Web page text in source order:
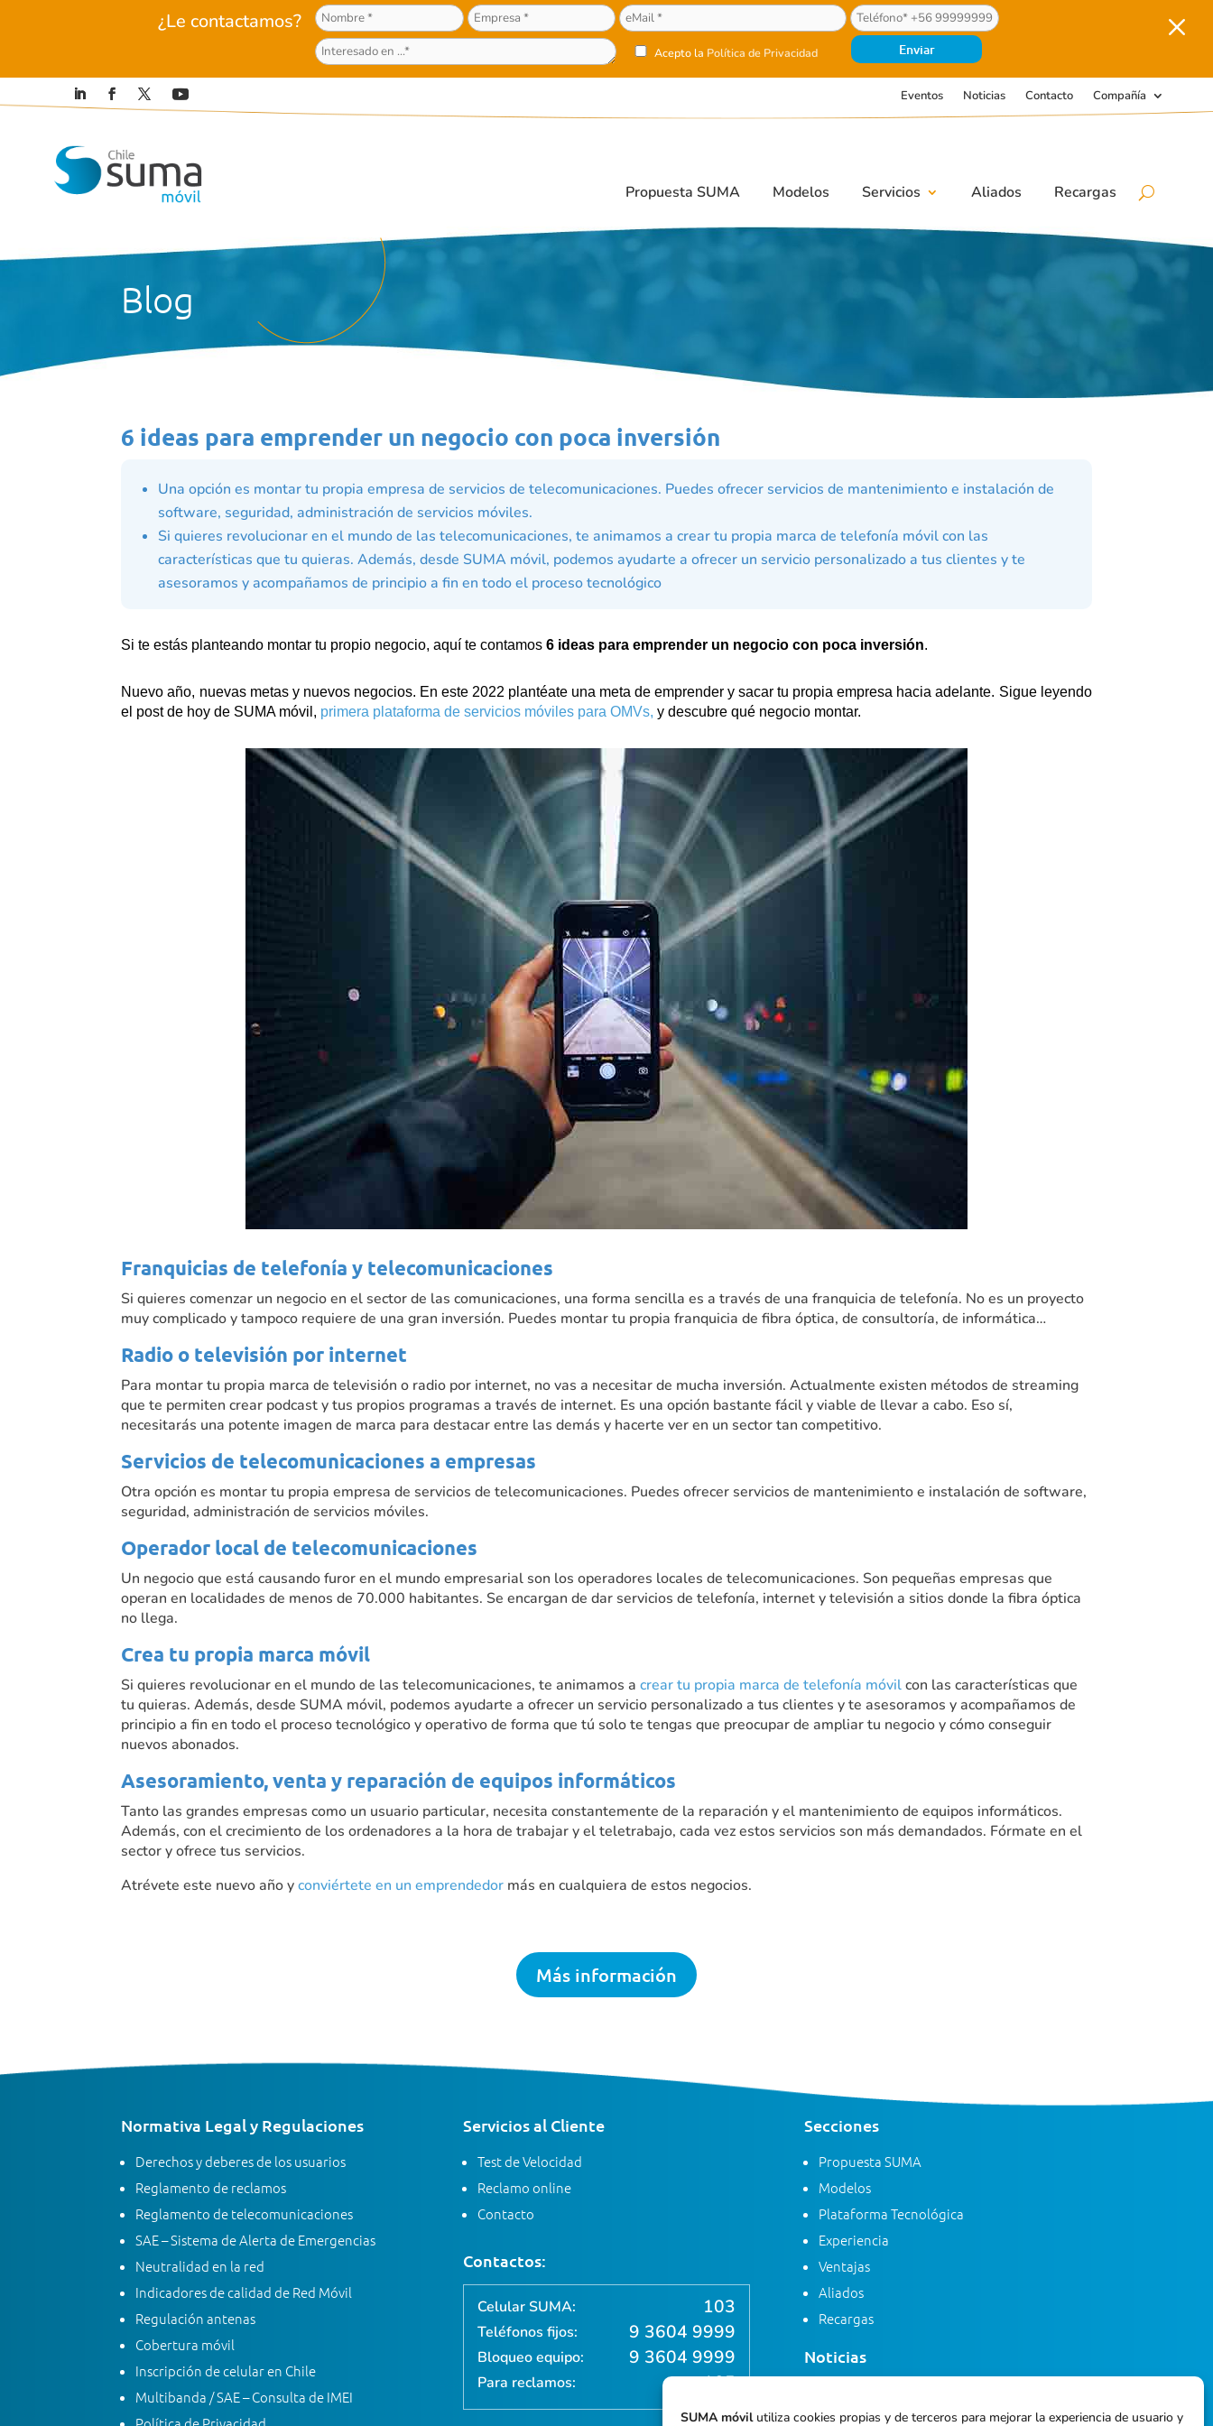
SUMA móvilutiliza cookies propias y de terceros para mejorar la experiencia de usuario y
¿Le contactamos?
Acepto la Política de Privacidad
M
Eventos Noticias Contacto Compañía
Propuesta SUMA Modelos Servicios Aliados Recargas
Blog
6 ideas para emprender un negocio con poca inversión
Una opción es montar tu propia empresa de servicios de telecomunicaciones. Puedes ofrecer servicios de mantenimiento e instalación de
software, seguridad, administración de servicios móviles.
Si quieres revolucionar en el mundo de las telecomunicaciones, te animamos a crear tu propia marca de telefonía móvil con las
características que tu quieras. Además, desde SUMA móvil, podemos ayudarte a ofrecer un servicio personalizado a tus clientes y te
asesoramos y acompañamos de principio a fin en todo el proceso tecnológico
Si te estás planteando montar tu propio negocio, aquí te contamos6 ideas para emprender un negocio con poca inversión.
Nuevo año, nuevas metas y nuevos negocios. En este 2022 plantéate una meta de emprender y sacar tu propia empresa hacia adelante. Sigue leyendo
el post de hoy de SUMA móvil, primera plataforma de servicios móviles para OMVs, y descubre qué negocio montar.
Franquicias de telefonía y telecomunicaciones
Si quieres comenzar un negocio en el sector de las comunicaciones, una forma sencilla es a través de una franquicia de telefonía. No es un proyecto
muy complicado y tampoco requiere de una gran inversión. Puedes montar tu propia franquicia de fibra óptica, de consultoría, de informática…
Radio o televisión por internet
Para montar tu propia marca de televisión o radio por internet, no vas a necesitar de mucha inversión. Actualmente existen métodos de streaming
que te permiten crear podcast y tus propios programas a través de internet. Es una opción bastante fácil y viable de llevar a cabo. Eso sí,
necesitarás una potente imagen de marca para destacar entre las demás y hacerte ver en un sector tan competitivo.
Servicios de telecomunicaciones a empresas
Otra opción es montar tu propia empresa de servicios de telecomunicaciones. Puedes ofrecer servicios de mantenimiento e instalación de software,
seguridad, administración de servicios móviles.
Operador local de telecomunicaciones
Un negocio que está causando furor en el mundo empresarial son los operadores locales de telecomunicaciones. Son pequeñas empresas que
operan en localidades de menos de 70.000 habitantes. Se encargan de dar servicios de telefonía, internet y televisión a sitios donde la fibra óptica
no llega.
Crea tu propia marca móvil
Si quieres revolucionar en el mundo de las telecomunicaciones, te animamos acrear tu propia marca de telefonía móvilcon las características que
tu quieras. Además, desde SUMA móvil, podemos ayudarte a ofrecer un servicio personalizado a tus clientes y te asesoramos y acompañamos de
principio a fin en todo el proceso tecnológico y operativo de forma que tú solo te tengas que preocupar de ampliar tu negocio y cómo conseguir
nuevos abonados.
Asesoramiento, venta y reparación de equipos informáticos
Tanto las grandes empresas como un usuario particular, necesita constantemente de la reparación y el mantenimiento de equipos informáticos.
Además, con el crecimiento de los ordenadores a la hora de trabajar y el teletrabajo, cada vez estos servicios son más demandados. Fórmate en el
sector y ofrece tus servicios.
Atrévete este nuevo año yconviértete en un emprendedor más en cualquiera de estos negocios.
Más información
Normativa Legal y Regulaciones
Derechos y deberes de los usuarios
Reglamento de reclamos
Reglamento de telecomunicaciones
SAE – Sistema de Alerta de Emergencias
Neutralidad en la red
Indicadores de calidad de Red Móvil
Regulación antenas
Cobertura móvil
Inscripción de celular en Chile
Multibanda / SAE – Consulta de IMEI
Servicios al Cliente
Test de Velocidad
Reclamo online
Contacto
Contactos:
Celular SUMA: 103
Teléfonos fijos: 9 3604 9999
Bloqueo equipo: 9 3604 9999
Para reclamos: 105
Secciones
Propuesta SUMA
Modelos
Plataforma Tecnológica
Experiencia
Ventajas
Aliados
Recargas
Noticias